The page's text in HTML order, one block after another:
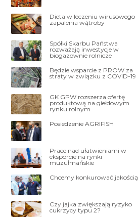
Dieta w leczeniu wirusowego
zapalenia wątroby
Spółki Skarbu Państwa
rozważają inwestycje w
biogazownie rolnicze
Będzie wsparcie z PROW za
straty w związku z COVID-19
GK GPW rozszerza ofertę
produktową na giełdowym
rynku rolnym
Posiedzenie AGRIFISH
Prace nad ułatwieniami w
eksporcie na rynki
muzułmańskie
Chcemy konkurować jakością
Czy jajka zwiększają ryzyko
cukrzycy typu 2?